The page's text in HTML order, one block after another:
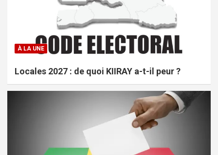
À LA UNE
Locales 2027 : de quoi KIIRAY a-t-il peur ?